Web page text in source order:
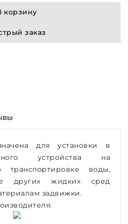
корзину
заказ
для установки в
устройства на
транспортировке воды,
жидких сред
задвижки.